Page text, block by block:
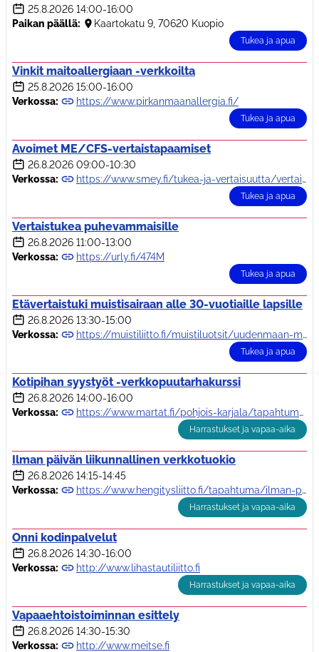
25.8.2026 14:00-16:00
Paikan päällä:
Kaartokatu 9, 70620 Kuopio
Tukea ja apua
Vinkit maitoallergiaan -verkkoilta
25.8.2026 15:00-16:00
Verkossa:
https://www.pirkanmaanallergia.fi/
Tukea ja apua
Avoimet ME/CFS-vertaistapaamiset
26.8.2026 09:00-10:30
Verkossa:
https://www.smey.fi/tukea-ja-vertaisuutta/vertaistuki/sairastuneiden-avoimet/
Tukea ja apua
Vertaistukea puhevammaisille
26.8.2026 11:00-13:00
Verkossa:
https://urly.fi/474M
Tukea ja apua
Etävertaistuki muistisairaan alle 30-vuotiaille lapsille
26.8.2026 13:30-15:00
Verkossa:
https://muistiliitto.fi/muistiluotsit/uudenmaan-muistiluotsi/eta-ja-kurssitoimin…
Tukea ja apua
Kotipihan syystyöt -verkkopuutarhakurssi
26.8.2026 14:00-16:00
Verkossa:
https://www.martat.fi/pohjois-karjala/tapahtumat/syystyot-verkkopuutarhakurssi/
Harrastukset ja vapaa-aika
Ilman päivän liikunnallinen verkkotuokio
26.8.2026 14:15-14:45
Verkossa:
https://www.hengitysliitto.fi/tapahtuma/ilman-paivan-liikunnallinen-verkkotapaht…
Harrastukset ja vapaa-aika
Onni kodinpalvelut
26.8.2026 14:30-16:00
Verkossa:
http://www.lihastautiliitto.fi
Harrastukset ja vapaa-aika
Vapaaehtoistoiminnan esittely
26.8.2026 14:30-15:30
Verkossa:
http://www.meitse.fi